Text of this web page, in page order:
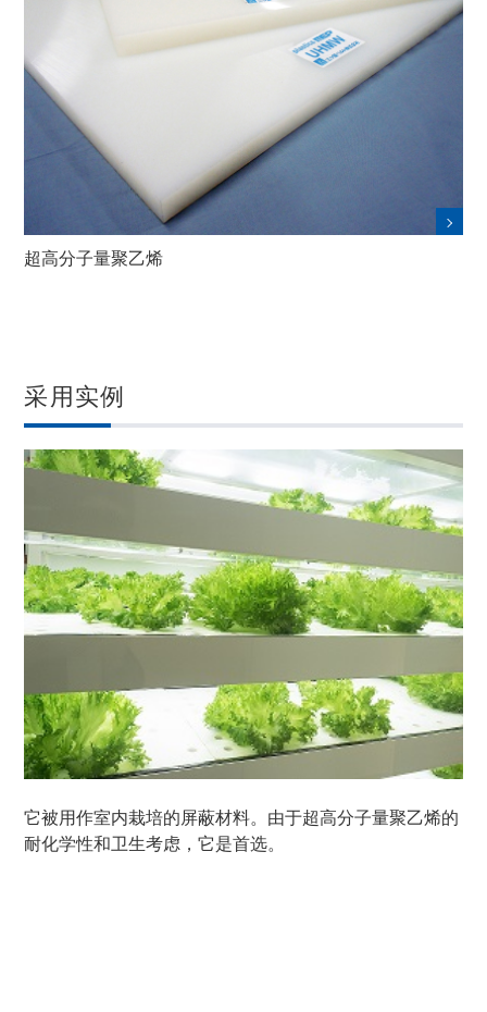
超高分子量聚乙烯
采用实例
它被用作室内栽培的屏蔽材料。由于超高分子量聚乙烯的
耐化学性和卫生考虑，它是首选。